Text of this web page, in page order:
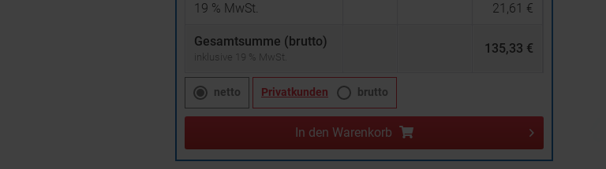
19 % MwSt. 21,61 €
Gesamtsumme (brutto)
inklusive 19 % MwSt.
135,33 €
netto Privatkunden brutto
In den Warenkorb